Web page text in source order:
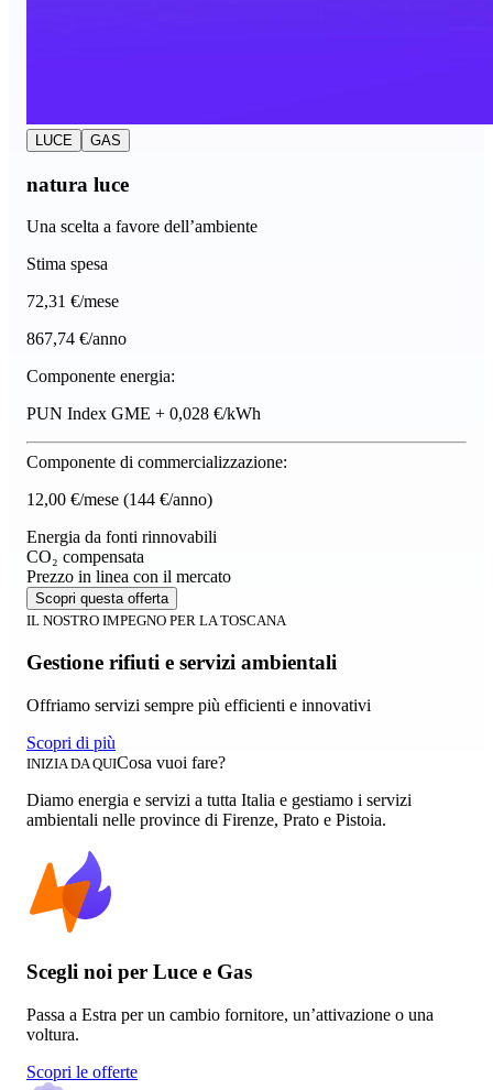
LUCE GAS
natura luce
Una scelta a favore dell’ambiente
Stima spesa
72,31 €/mese
867,74 €/anno
Componente energia:
PUN Index GME + 0,028 €/kWh
Componente di commercializzazione:
12,00 €/mese (144 €/anno)
Energia da fonti rinnovabili
CO₂ compensata
Prezzo in linea con il mercato
Scopri questa offerta
IL NOSTRO IMPEGNO PER LA TOSCANA
Gestione rifiuti e servizi ambientali
Offriamo servizi sempre più efficienti e innovativi
Scopri di più
INIZIA DA QUICosa vuoi fare?
Diamo energia e servizi a tutta Italia e gestiamo i servizi
ambientali nelle province di Firenze, Prato e Pistoia.
Scegli noi per Luce e Gas
Passa a Estra per un cambio fornitore, un’attivazione o una
voltura.
Scopri le offerte